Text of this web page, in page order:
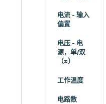
电流 - 输入
偏置
电压 - 电
源，单/双
（±）
工作温度
电路数